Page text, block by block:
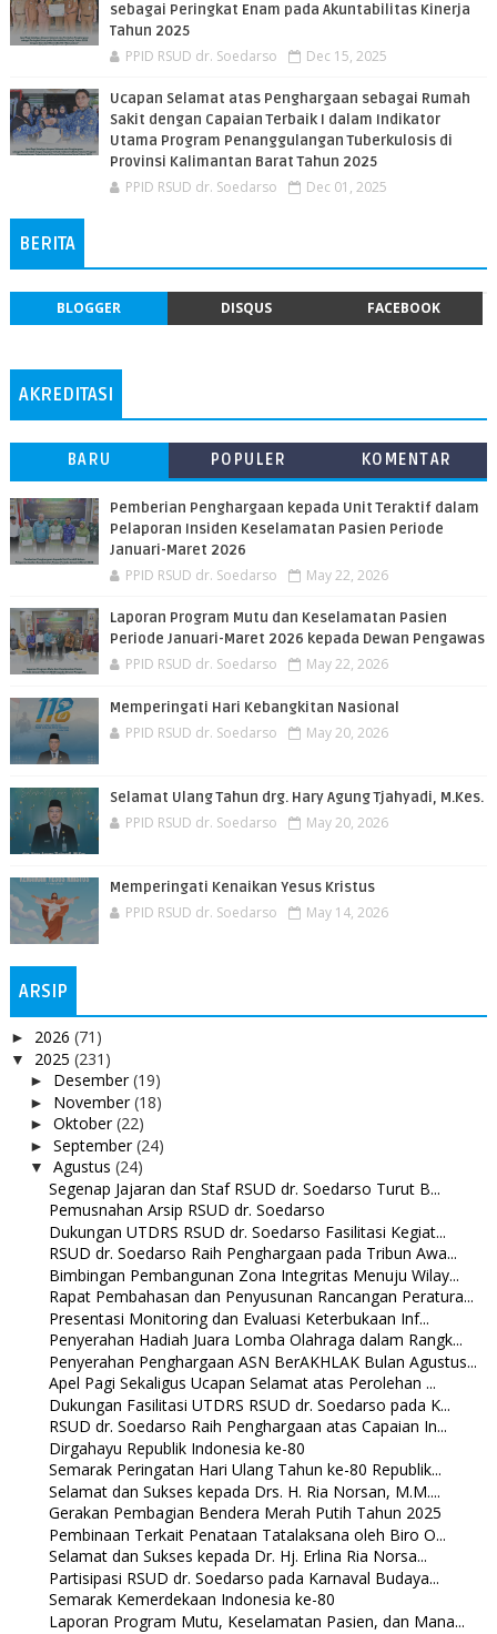
sebagai Peringkat Enam pada Akuntabilitas Kinerja
Tahun 2025
PPID RSUD dr. Soedarso Dec 15, 2025
Ucapan Selamat atas Penghargaan sebagai Rumah
Sakit dengan Capaian Terbaik I dalam Indikator
Utama Program Penanggulangan Tuberkulosis di
Provinsi Kalimantan Barat Tahun 2025
PPID RSUD dr. Soedarso Dec 01, 2025
BERITA
BLOGGER DISQUS FACEBOOK
AKREDITASI
BARU POPULER KOMENTAR
Pemberian Penghargaan kepada Unit Teraktif dalam
Pelaporan Insiden Keselamatan Pasien Periode
Januari-Maret 2026
PPID RSUD dr. Soedarso May 22, 2026
Laporan Program Mutu dan Keselamatan Pasien
Periode Januari-Maret 2026 kepada Dewan Pengawas
PPID RSUD dr. Soedarso May 22, 2026
Memperingati Hari Kebangkitan Nasional
PPID RSUD dr. Soedarso May 20, 2026
Selamat Ulang Tahun drg. Hary Agung Tjahyadi, M.Kes.
PPID RSUD dr. Soedarso May 20, 2026
Memperingati Kenaikan Yesus Kristus
PPID RSUD dr. Soedarso May 14, 2026
ARSIP
► 2026 (71)
▼ 2025 (231)
► Desember(19)
► November(18)
► Oktober(22)
► September(24)
▼ Agustus (24)
Segenap Jajaran dan Staf RSUD dr. Soedarso Turut B...
Pemusnahan Arsip RSUD dr. Soedarso
Dukungan UTDRS RSUD dr. Soedarso Fasilitasi Kegiat...
RSUD dr. Soedarso Raih Penghargaan pada Tribun Awa...
Bimbingan Pembangunan Zona Integritas Menuju Wilay...
Rapat Pembahasan dan Penyusunan Rancangan Peratura...
Presentasi Monitoring dan Evaluasi Keterbukaan Inf...
Penyerahan Hadiah Juara Lomba Olahraga dalam Rangk...
Penyerahan Penghargaan ASN BerAKHLAK Bulan Agustus...
Apel Pagi Sekaligus Ucapan Selamat atas Perolehan ...
Dukungan Fasilitasi UTDRS RSUD dr. Soedarso pada K...
RSUD dr. Soedarso Raih Penghargaan atas Capaian In...
Dirgahayu Republik Indonesia ke-80
Semarak Peringatan Hari Ulang Tahun ke-80 Republik...
Selamat dan Sukses kepada Drs. H. Ria Norsan, M.M....
Gerakan Pembagian Bendera Merah Putih Tahun 2025
Pembinaan Terkait Penataan Tatalaksana oleh Biro O...
Selamat dan Sukses kepada Dr. Hj. Erlina Ria Norsa...
Partisipasi RSUD dr. Soedarso pada Karnaval Budaya...
Semarak Kemerdekaan Indonesia ke-80
Laporan Program Mutu, Keselamatan Pasien, dan Mana...